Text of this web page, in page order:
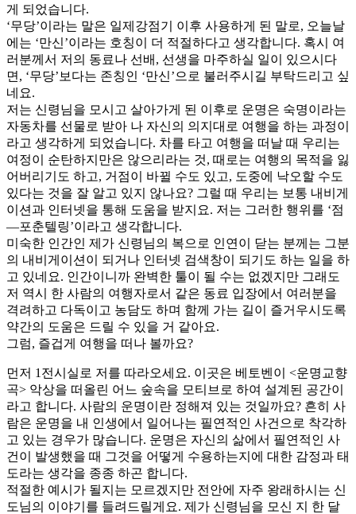
게 되었습니다.
‘무당’이라는 말은 일제강점기 이후 사용하게 된 말로, 오늘날
에는 ‘만신’이라는 호칭이 더 적절하다고 생각합니다. 혹시 여
러분께서 저의 동료나 선배, 선생을 마주하실 일이 있으시다
면, ‘무당’보다는 존칭인 ‘만신’으로 불러주시길 부탁드리고 싶
네요.
저는 신령님을 모시고 살아가게 된 이후로 운명은 숙명이라는
자동차를 선물로 받아 나 자신의 의지대로 여행을 하는 과정이
라고 생각하게 되었습니다. 차를 타고 여행을 떠날 때 우리는
여정이 순탄하지만은 않으리라는 것, 때로는 여행의 목적을 잃
어버리기도 하고, 거점이 바뀔 수도 있고, 도중에 낙오할 수도
있다는 것을 잘 알고 있지 않나요? 그럴 때 우리는 보통 내비게
이션과 인터넷을 통해 도움을 받지요. 저는 그러한 행위를 ‘점
―포춘텔링’이라고 생각합니다.
미숙한 인간인 제가 신령님의 복으로 인연이 닫는 분께는 그분
의 내비게이션이 되거나 인터넷 검색창이 되기도 하는 일을 하
고 있네요. 인간이니까 완벽한 툴이 될 수는 없겠지만 그래도
저 역시 한 사람의 여행자로서 같은 동료 입장에서 여러분을
격려하고 다독이고 농담도 하며 함께 가는 길이 즐거우시도록
약간의 도움은 드릴 수 있을 거 같아요.
그럼, 즐겁게 여행을 떠나 볼까요?
먼저 1전시실로 저를 따라오세요. 이곳은 베토벤이 <운명교향
곡> 악상을 떠올린 어느 숲속을 모티브로 하여 설계된 공간이
라고 합니다. 사람의 운명이란 정해져 있는 것일까요? 흔히 사
람은 운명을 내 인생에서 일어나는 필연적인 사건으로 착각하
고 있는 경우가 많습니다. 운명은 자신의 삶에서 필연적인 사
건이 발생했을 때 그것을 어떻게 수용하는지에 대한 감정과 태
도라는 생각을 종종 하곤 합니다.
적절한 예시가 될지는 모르겠지만 전안에 자주 왕래하시는 신
도님의 이야기를 들려드릴게요. 제가 신령님을 모신 지 한 달